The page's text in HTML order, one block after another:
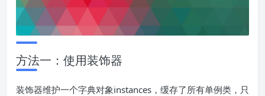
方法一：使用装饰器
装饰器维护一个字典对象instances，缓存了所有单例类，只